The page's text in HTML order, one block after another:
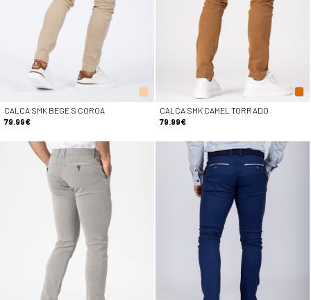
CALÇA SMK BEGE S COROA
79.99€
CALÇA SMK CAMEL TORRADO
79.99€